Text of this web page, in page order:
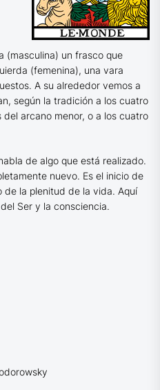
(masculina) un frasco que
(femenina), una vara
A su alrededor vemos a
según la tradición a los cuatro
arcano menor, o a los cuatro
de algo que está realizado.
nuevo. Es el inicio de
de la plenitud de la vida. Aquí
Ser y la consciencia.